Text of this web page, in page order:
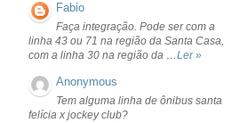
Fabio
Faça integração. Pode ser com a
linha 43 ou 71 na região da Santa Casa,
com a linha 30 na região da …Ler »
Anonymous
Tem alguma linha de ônibus santa
felícia x jockey club?